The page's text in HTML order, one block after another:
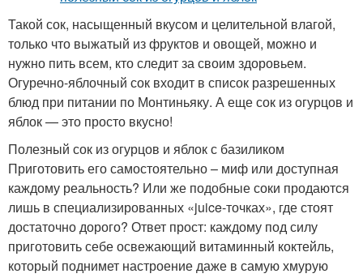
Такой сок, насыщенный вкусом и целительной влагой,
только что выжатый из фруктов и овощей, можно и
нужно пить всем, кто следит за своим здоровьем.
Огуречно-яблочный сок входит в список разрешенных
блюд при питании по Монтиньяку. А еще сок из огурцов и
яблок — это просто вкусно!
Полезный сок из огурцов и яблок с базиликом
Приготовить его самостоятельно – миф или доступная
каждому реальность? Или же подобные соки продаются
лишь в специализированных «juice-точках», где стоят
достаточно дорого? Ответ прост: каждому под силу
приготовить себе освежающий витаминный коктейль,
который поднимет настроение даже в самую хмурую